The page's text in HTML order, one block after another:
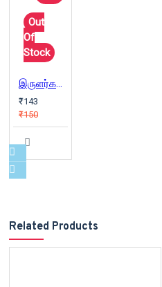
Out
Of
Stock
இருளர்களும் இயற்கையும்
₹143
₹150
Related Products